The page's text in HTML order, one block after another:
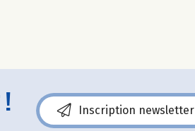
! Inscription newsletter